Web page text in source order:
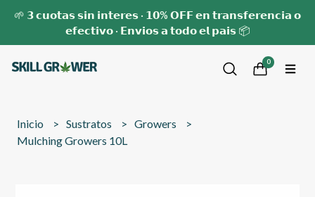
🌱 𝟯 𝗰𝘂𝗼𝘁𝗮𝘀 𝘀𝗶𝗻 𝗶𝗻𝘁𝗲𝗿𝗲𝘀 · 𝟭𝟬% 𝗢𝗙𝗙 𝗲𝗻 𝘁𝗿𝗮𝗻𝘀𝗳𝗲𝗿𝗲𝗻𝗰𝗶𝗮 𝗼
𝗲𝗳𝗲𝗰𝘁𝗶𝘃𝗼 · 𝗘𝗻𝘃𝗶𝗼𝘀 𝗮 𝘁𝗼𝗱𝗼 𝗲𝗹 𝗽𝗮𝗶𝘀 📦
0
Inicio Sustratos
Growers
Mulching Growers 10L